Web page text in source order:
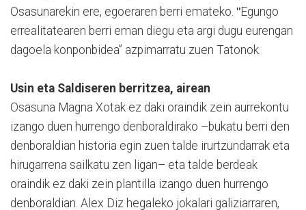
Osasunarekin ere, egoeraren berri emateko. ʺEgungo
errealitatearen berri eman diegu eta argi dugu eurengan
dagoela konponbidea” azpimarratu zuen Tatonok.
Usin eta Saldiseren berritzea, airean
Osasuna Magna Xotak ez daki oraindik zein aurrekontu
izango duen hurrengo denboraldirako –bukatu berri den
denboraldian historia egin zuen talde irurtzundarrak eta
hirugarrena sailkatu zen ligan– eta talde berdeak
oraindik ez daki zein plantilla izango duen hurrengo
denboraldian. Alex Diz hegaleko jokalari galiziarraren,